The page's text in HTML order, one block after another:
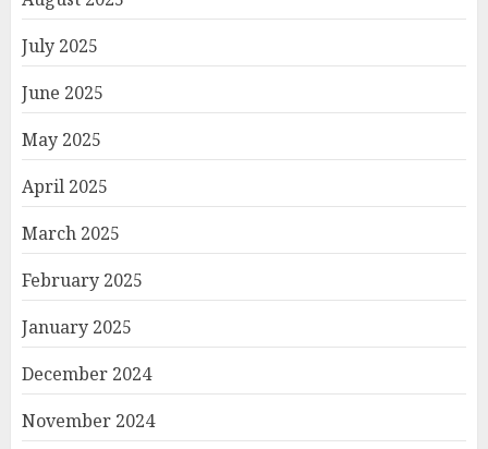
July 2025
June 2025
May 2025
April 2025
March 2025
February 2025
January 2025
December 2024
November 2024